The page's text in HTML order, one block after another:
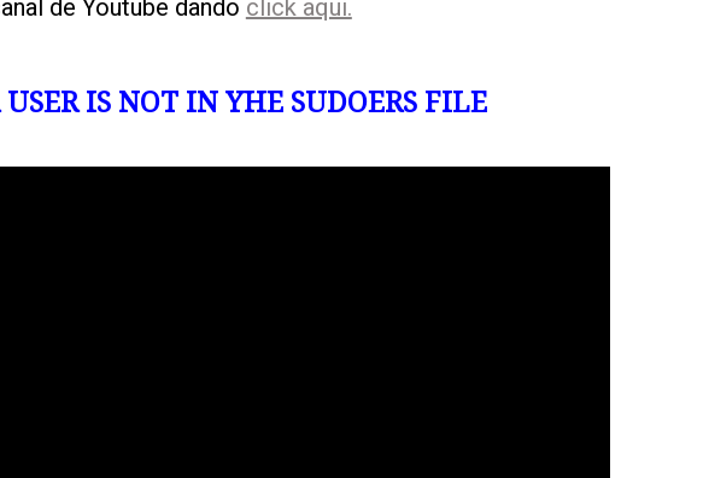
de Youtube dando click aqui.
IS NOT IN YHE SUDOERS FILE